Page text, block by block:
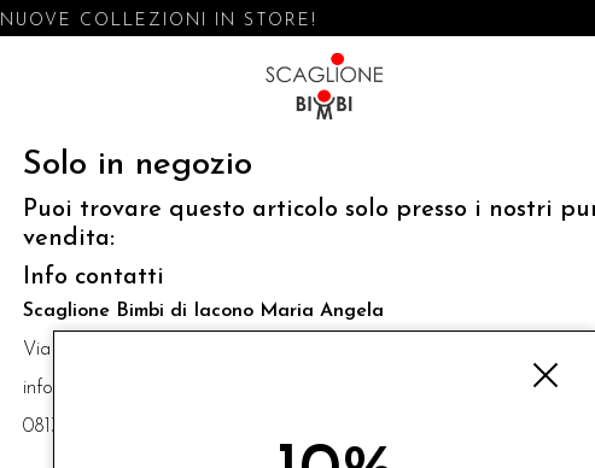
NUOVE COLLEZIONI IN STORE!
Solo in negozio
Puoi trovare questo articolo solo presso i nostri
vendita:
Info contatti
Scaglione Bimbi di Iacono Maria Angela
Via Luigi Mazzella,73 80077 Ischia
info@scaglionebimbi.com
0813331162